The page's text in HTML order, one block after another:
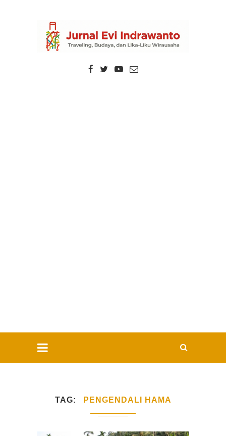
TAG PENGENDALI HAMA